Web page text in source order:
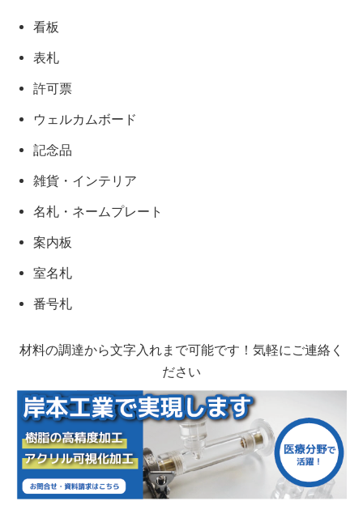
看板
表札
許可票
ウェルカムボード
記念品
雑貨・インテリア
名札・ネームプレート
案内板
室名札
番号札
材料の調達から文字入れまで可能です！気軽にご連絡く
ださい